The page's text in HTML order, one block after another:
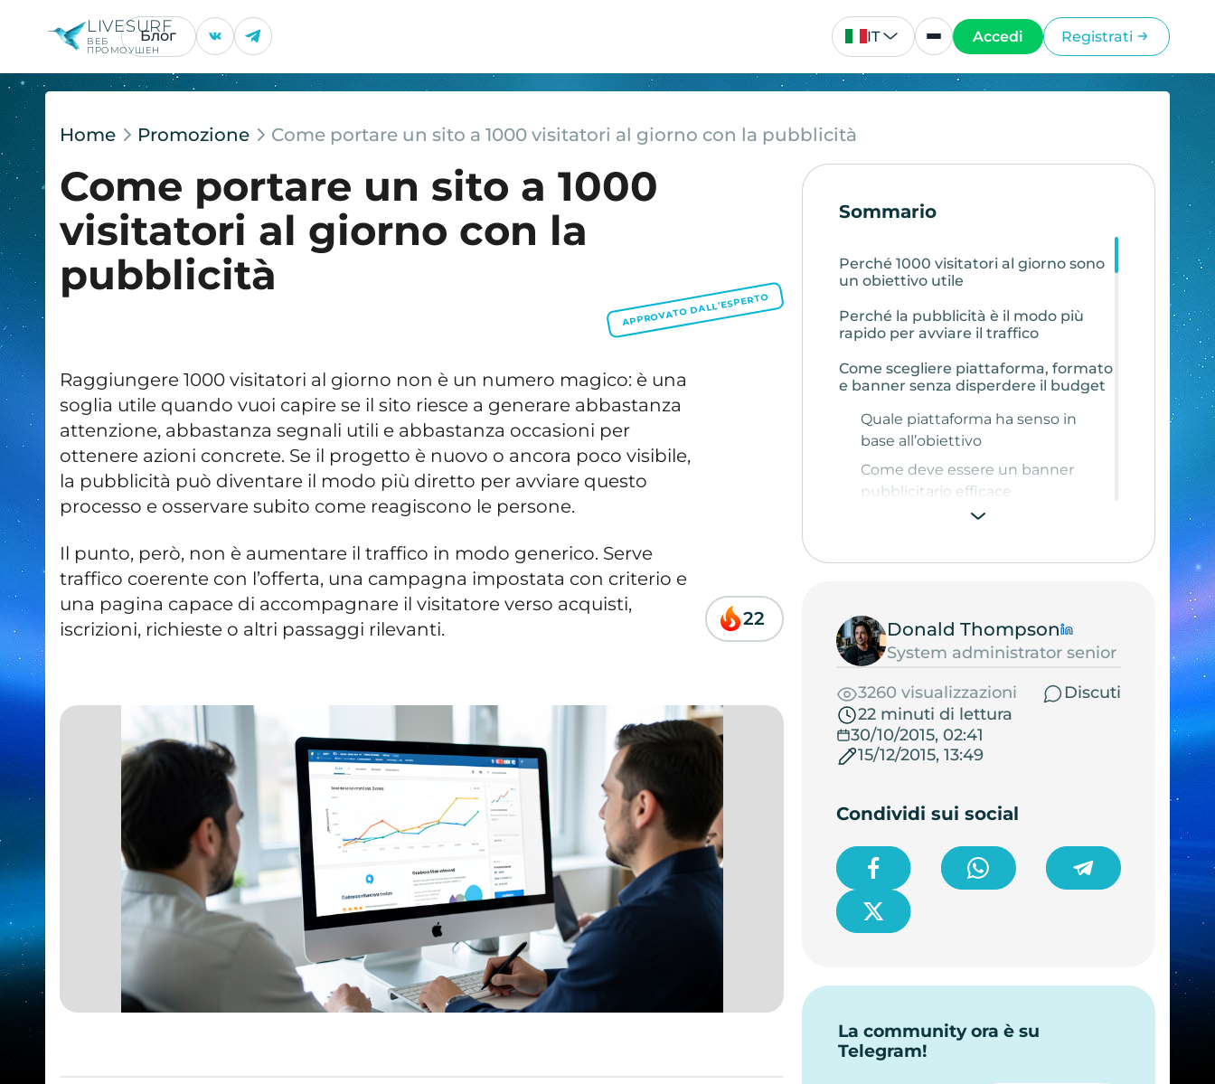
LIVESURF
ВЕБ
ПРОМОУШЕН
Блог IT Accedi Registrati
Home Promozione Come portare un sito a 1000 visitatori al giorno con la pubblicità
Come portare un sito a 1000
visitatori al giorno con la
pubblicità
APPROVATO DALL'ESPERTO
Raggiungere 1000 visitatori al giorno non è un numero magico: è una
soglia utile quando vuoi capire se il sito riesce a generare abbastanza
attenzione, abbastanza segnali utili e abbastanza occasioni per
ottenere azioni concrete. Se il progetto è nuovo o ancora poco visibile,
la pubblicità può diventare il modo più diretto per avviare questo
processo e osservare subito come reagiscono le persone.
Il punto, però, non è aumentare il traffico in modo generico. Serve
traffico coerente con l’offerta, una campagna impostata con criterio e
una pagina capace di accompagnare il visitatore verso acquisti,
iscrizioni, richieste o altri passaggi rilevanti.
22
Sommario
Perché 1000 visitatori al giorno sono
un obiettivo utile
Perché la pubblicità è il modo più
rapido per avviare il traffico
Come scegliere piattaforma, formato
e banner senza disperdere il budget
Quale piattaforma ha senso in
base all’obiettivo
Come deve essere un banner
pubblicitario efficace
Gli errori che rendono una
Un mini-algoritmo di avvio
Come leggere i risultati e
trasformare il traffico in azioni target
Come migliorare la conversione
senza cambiare tutto
Donald Thompson
System administrator senior
3260 visualizzazioni
Discuti
22 minuti di lettura
30/10/2015, 02:41
15/12/2015, 13:49
Condividi sui social
La community ora è su
Telegram!